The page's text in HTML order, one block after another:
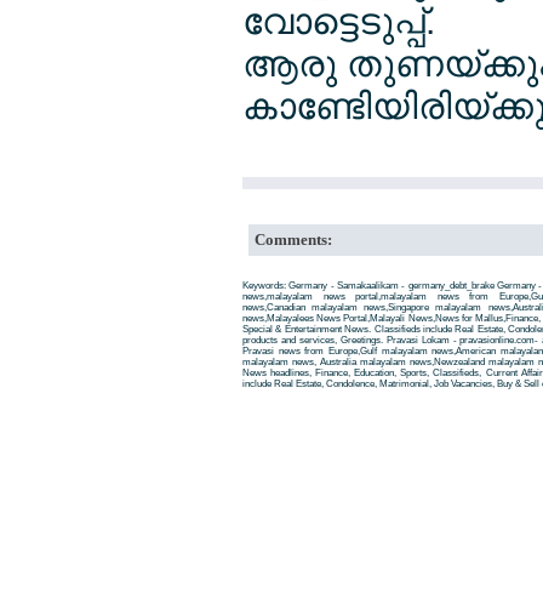
വോട്ടെടുപ്പ്.
ആരു തുണയ്ക്കും
Comments:
Keywords: Germany - Samakaalikam - germany_debt_brake Germany
news,malayalam news portal,malayalam news from
news,Canadian malayalam news,Singapore malayalam
news,Malayalees News Portal,Malayali News,News for
Special & Entertainment News. Classifieds include Real Estate,
products and services, Greetings. Pravasi Lokam -
Pravasi news from Europe,Gulf malayalam news,American
malayalam news, Australia malayalam news,Newzealand malayalam
News headlines, Finance, Education, Sports, Classifieds, Current
include Real Estate, Condolence, Matrimonial, Job Vacancies, Buy &